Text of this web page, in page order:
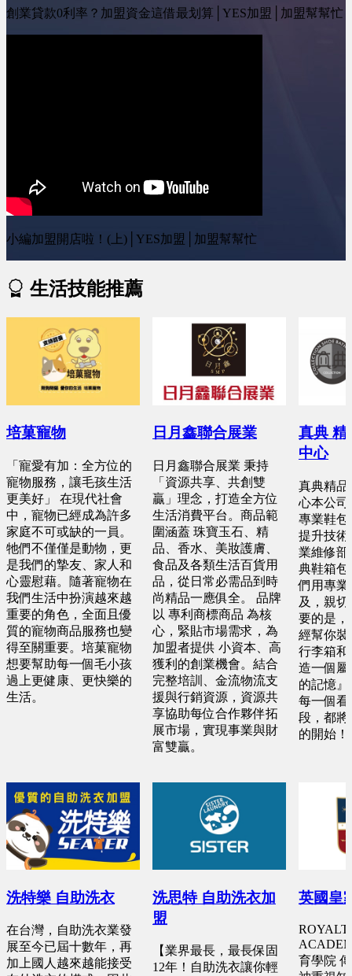
創業貸款0利率？加盟資金這借最划算│YES加盟│加盟幫幫忙
小編加盟開店啦！(上)│YES加盟│加盟幫幫忙
生活技能推薦
培菓寵物
「寵愛有加：全方位的
寵物服務，讓毛孩生活
更美好」 在現代社會
中，寵物已經成為許多
家庭不可或缺的一員。
牠們不僅僅是動物，更
是我們的摯友、家人和
心靈慰藉。隨著寵物在
我們生活中扮演越來越
重要的角色，全面且優
質的寵物商品服務也變
得至關重要。培菓寵物
想要幫助每一個毛小孩
過上更健康、更快樂的
生活。
洗特樂 自助洗衣
在台灣，自助洗衣業發
展至今已屆十數年，再
加上國人越來越能接受
日月鑫聯合展業
日月鑫聯合展業 秉持
「資源共享、共創雙
贏」理念，打造全方位
生活消費平台。商品範
圍涵蓋 珠寶玉石、精
品、香水、美妝護膚、
食品及各類生活百貨用
品，從日常必需品到時
尚精品一應俱全。 品牌
以 專利商標商品 為核
心，緊貼市場需求，為
加盟者提供 小資本、高
獲利的創業機會。結合
完整培訓、金流物流支
援與行銷資源，資源共
享協助每位合作夥伴拓
展市場，實現事業與財
富雙贏。
洗思特 自助洗衣加
盟
【業界最長，最長保固
12年！自助洗衣讓你輕
真典 精
中心
真典精品
心本公司
專業鞋包
提升技術
業維修部
典鞋箱包
們用專業
及，親
要的是，
經幫你裝
行李箱和
造一個屬
的記憶
每一個看
段，都將
的開始！
英國皇
育學院